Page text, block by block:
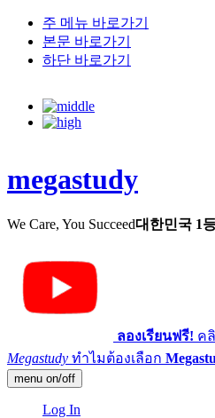
주 메뉴 바로가기
본문 바로가기
하단 바로가기
megastudy
We Care, You Succeed대한민국 1
ลองเรียนฟรี! ค
Megastudy ทำไมต้องเลือก
menu on/off
Log In